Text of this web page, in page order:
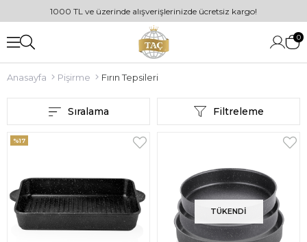
1000 TL ve üzerinde alışverişlerinizde ücretsiz kargo!
0
Anasayfa Pişirme Fırın Tepsileri
Filtreleme
Sıralama
%17
TÜKENDI